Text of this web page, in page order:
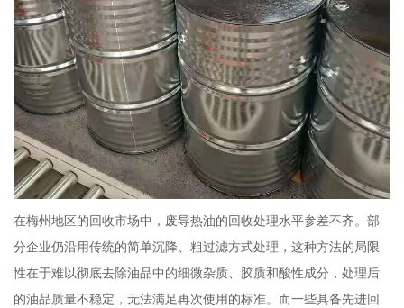
在梅州地区的回收市场中，废导热油的回收处理水平参差不齐。部
分企业仍沿用传统的简单沉降、粗过滤方式处理，这种方法的局限
性在于难以彻底去除油品中的细微杂质、胶质和酸性成分，处理后
的油品质量不稳定，无法满足再次使用的标准。而一些具备先进回